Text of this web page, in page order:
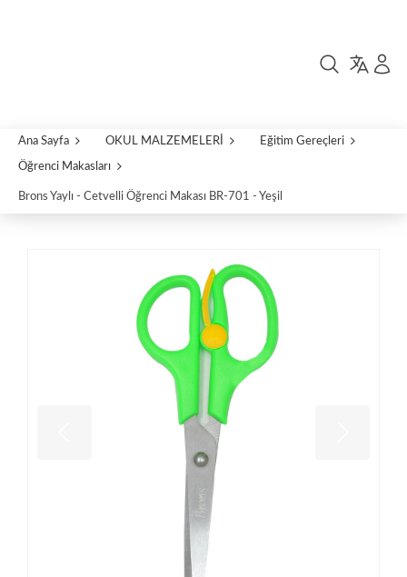
Ana Sayfa OKUL MALZEMELERİ Eğitim Gereçleri
Öğrenci Makasları
Brons Yaylı - Cetvelli Öğrenci Makası BR-701 - Yeşil